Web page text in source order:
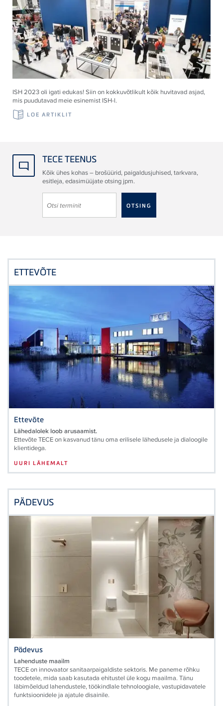
ISH 2023 oli igati edukas! Siin on kokkuvõtlikult kõik huvitavad asjad,
mis puudutavad meie esinemist ISH-l.
LOE ARTIKLIT
TECE TEENUS
Kõik ühes kohas – brošüürid, paigaldusjuhised, tarkvara,
esitleja, edasimüüjate otsing jpm.
ETTEVÕTE
Ettevõte
Lähedalolek loob arusaamist.
Ettevõte TECE on kasvanud tänu oma erilisele lähedusele ja dialoogile
klientidega.
UURI LÄHEMALT
PÄDEVUS
Pädevus
Lahenduste maailm
TECE on innovaator sanitaarpaigaldiste sektoris. Me paneme rõhku
toodetele, mida saab kasutada ehitustel üle kogu maailma. Tänu
läbimõeldud lahendustele, töökindlale tehnoloogiale, vastupidavatele
funktsioonidele ja ajatule disainile.